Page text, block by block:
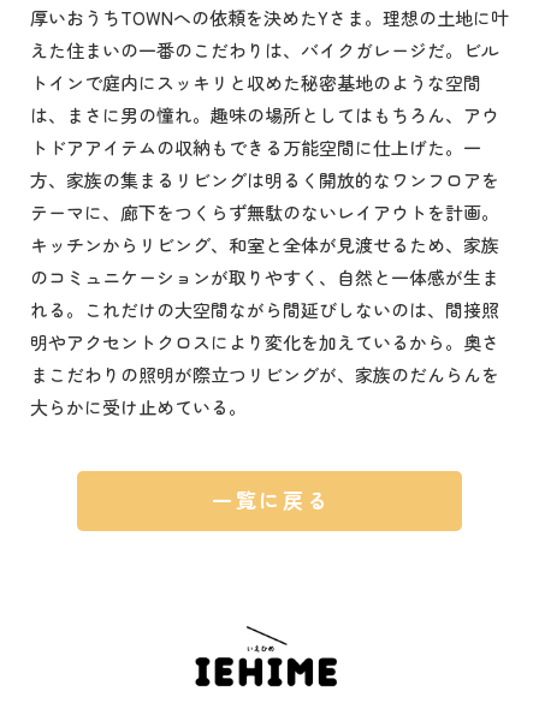
厚いおうちTOWNへの依頼を決めたYさま。理想の土地に叶
えた住まいの一番のこだわりは、バイクガレージだ。ビル
トインで庭内にスッキリと収めた秘密基地のような空間
は、まさに男の憧れ。趣味の場所としてはもちろん、アウ
トドアアイテムの収納もできる万能空間に仕上げた。一
方、家族の集まるリビングは明るく開放的なワンフロアを
テーマに、廊下をつくらず無駄のないレイアウトを計画。
キッチンからリビング、和室と全体が見渡せるため、家族
のコミュニケーションが取りやすく、自然と一体感が生ま
れる。これだけの大空間ながら間延びしないのは、間接照
明やアクセントクロスにより変化を加えているから。奥さ
まこだわりの照明が際立つリビングが、家族のだんらんを
大らかに受け止めている。
一覧に戻る